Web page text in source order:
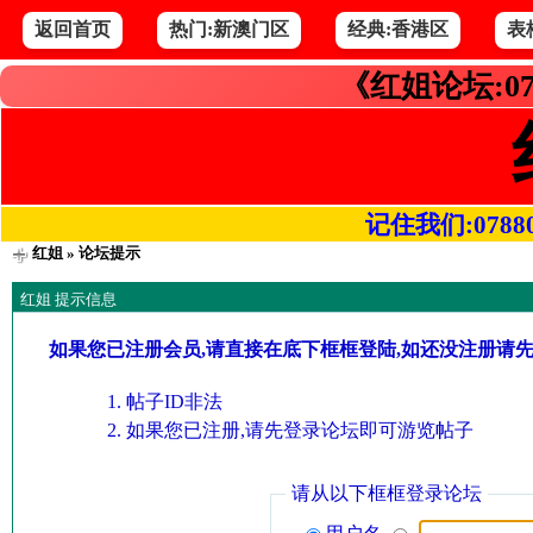
返回首页 热门:新澳门区 经典:香港区 表
《红姐论坛
记住我们
红姐» 论坛提示
红姐 提示信息
如果您已注册会员,请直接在底下框框登陆,如还没注册请
帖子ID非法
如果您已注册,请先登录论坛即可游览帖子
请从以下框框登录论坛